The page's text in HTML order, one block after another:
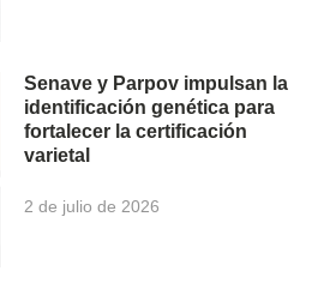
Senave y Parpov impulsan la
identificación genética para
fortalecer la certificación
varietal
2 de julio de 2026